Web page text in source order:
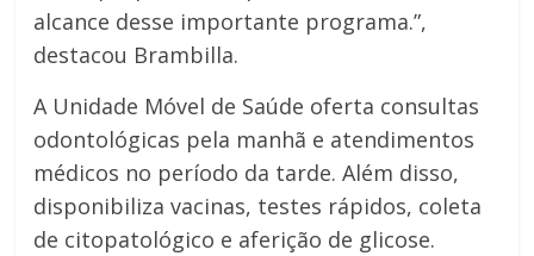
alcance desse importante programa.”,
destacou Brambilla.
A Unidade Móvel de Saúde oferta consultas
odontológicas pela manhã e atendimentos
médicos no período da tarde. Além disso,
disponibiliza vacinas, testes rápidos, coleta
de citopatológico e aferição de glicose.